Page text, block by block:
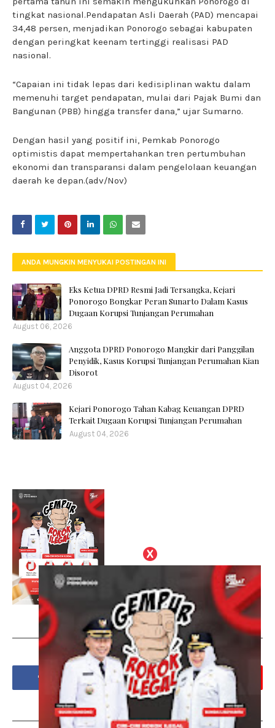
tingkat nasional.Pendapatan Asli Daerah (PAD) mencapai
34,48 persen, menjadikan Ponorogo sebagai kabupaten
dengan peringkat keenam tertinggi realisasi PAD
nasional.
“Capaian ini tidak lepas dari kedisiplinan waktu dalam
memenuhi target pendapatan, mulai dari Pajak Bumi dan
Bangunan (PBB) hingga transfer dana,” ujar Sumarno.
Dengan hasil yang positif ini, Pemkab Ponorogo
optimistis dapat mempertahankan tren pertumbuhan
ekonomi dan transparansi dalam pengelolaan keuangan
daerah ke depan.(adv/Nov)
ANDA MUNGKIN MENYUKAI POSTINGAN INI
Eks Ketua DPRD Resmi Jadi Tersangka, Kejari
Ponorogo Bongkar Peran Sunarto Dalam Kasus
Dugaan Korupsi Tunjangan Perumahan
August 06, 2026
Anggota DPRD Ponorogo Mangkir dari Panggilan
Penyidik, Kasus Korupsi Tunjangan Perumahan Kian
Disorot
August 04, 2026
Kejari Ponorogo Tahan Kabag Keuangan DPRD
Terkait Dugaan Korupsi Tunjangan Perumahan
August 04, 2026
Social Plugin
Tags